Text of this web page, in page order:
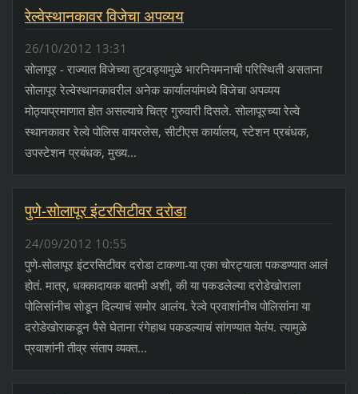
रेल्वेस्थानकावर विजेचा अपव्यय
26/10/2012 13:31
सोलापूर - राज्यात विजेच्या तुटवड्यामुळे भारनियमनाची परिस्थिती असताना
सोलापूर रेल्वेस्थानकावरील अनेक कार्यालयांमध्ये विजेचा अपव्यय
मोठ्याप्रमाणात होत असल्याचे चित्र गुरुवारी दिसले. सोलापूरच्या रेल्वे
स्थानकावर रेल्वे पोलिस वायरलेस, सीटीएस कार्यालय, स्टेशन प्रबंधक,
उपस्टेशन प्रबंधक, मुख्य...
पुणे-सोलापूर इंटरसिटीवर दरोडा
24/09/2012 10:55
पुणे-सोलापूर इंटरसिटीवर दरोडा टाकणा-या एका चोरट्याला पकडण्यात आलं
होतं. मात्र, धक्कादायक बातमी अशी, की या पकडलेल्या दरोडेखोराला
पोलिसांनीच सोडून दिल्याचं समोर आलंय. रेल्वे प्रवाशांनीच पोलिसांना या
दरोडेखोराकडून पैसे घेताना रंगेहाथ पकडल्याचं सांगण्यात येतंय. त्यामुळे
प्रवाशांनी तीव्र संताप व्यक्त...